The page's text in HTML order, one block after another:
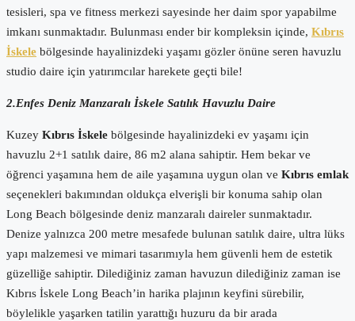
tesisleri, spa ve fitness merkezi sayesinde her daim spor yapabilme
imkanı sunmaktadır. Bulunması ender bir kompleksin içinde, Kıbrıs
İskele bölgesinde hayalinizdeki yaşamı gözler önüne seren havuzlu
studio daire için yatırımcılar harekete geçti bile!
2.Enfes Deniz Manzaralı İskele Satılık Havuzlu Daire
Kuzey Kıbrıs İskele bölgesinde hayalinizdeki ev yaşamı için
havuzlu 2+1 satılık daire, 86 m2 alana sahiptir. Hem bekar ve
öğrenci yaşamına hem de aile yaşamına uygun olan ve Kıbrıs emlak
seçenekleri bakımından oldukça elverişli bir konuma sahip olan
Long Beach bölgesinde deniz manzaralı daireler sunmaktadır.
Denize yalnızca 200 metre mesafede bulunan satılık daire, ultra lüks
yapı malzemesi ve mimari tasarımıyla hem güvenli hem de estetik
güzelliğe sahiptir. Dilediğiniz zaman havuzun dilediğiniz zaman ise
Kıbrıs İskele Long Beach’in harika plajının keyfini sürebilir,
böylelikle yaşarken tatilin yarattığı huzuru da bir arada